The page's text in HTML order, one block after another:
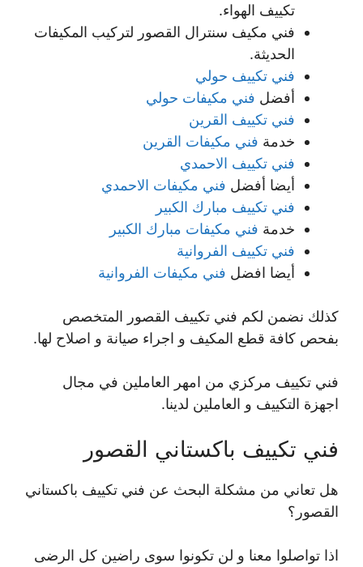
تكييف الهواء.
فني مكيف سنترال القصور لتركيب المكيفات
الحديثة.
فني تكييف حولي
أفضل فني مكيفات حولي
فني تكييف القرين
خدمة فني مكيفات القرين
فني تكييف الاحمدي
أيضا أفضل فني مكيفات الاحمدي
فني تكييف مبارك الكبير
خدمة فني مكيفات مبارك الكبير
فني تكييف الفروانية
أيضا افضل فني مكيفات الفروانية
كذلك نضمن لكم فني تكييف القصور المتخصص
بفحص كافة قطع المكيف و اجراء صيانة و اصلاح لها.
فني تكييف مركزي من امهر العاملين في مجال
اجهزة التكييف و العاملين لدينا.
فني تكييف باكستاني القصور
هل تعاني من مشكلة البحث عن فني تكييف باكستاني
القصور؟
اذا تواصلوا معنا و لن تكونوا سوى راضين كل الرضى